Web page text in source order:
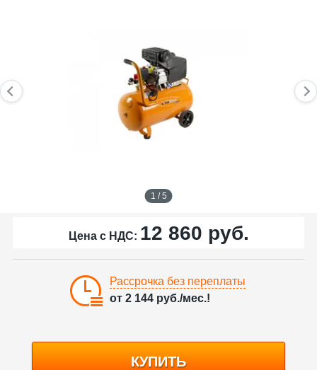
1 / 5
Цена с НДС: 12 860 руб.
Рассрочка без переплаты
от 2 144 руб./мес.!
КУПИТЬ